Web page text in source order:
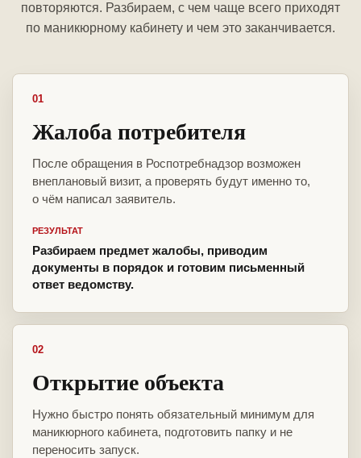
повторяются. Разбираем, с чем чаще всего приходят
по маникюрному кабинету и чем это заканчивается.
01
Жалоба потребителя
После обращения в Роспотребнадзор возможен
внеплановый визит, а проверять будут именно то,
о чём написал заявитель.
РЕЗУЛЬТАТ
Разбираем предмет жалобы, приводим
документы в порядок и готовим письменный
ответ ведомству.
02
Открытие объекта
Нужно быстро понять обязательный минимум для
маникюрного кабинета, подготовить папку и не
переносить запуск.